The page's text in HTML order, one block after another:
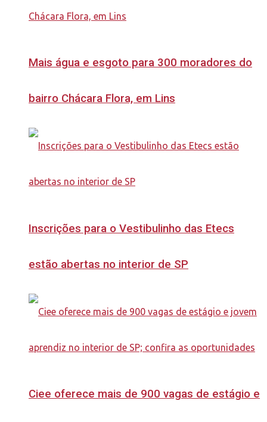
Mais água e esgoto para 300 moradores do
bairro Chácara Flora, em Lins
Inscrições para o Vestibulinho das Etecs
estão abertas no interior de SP
Ciee oferece mais de 900 vagas de estágio e